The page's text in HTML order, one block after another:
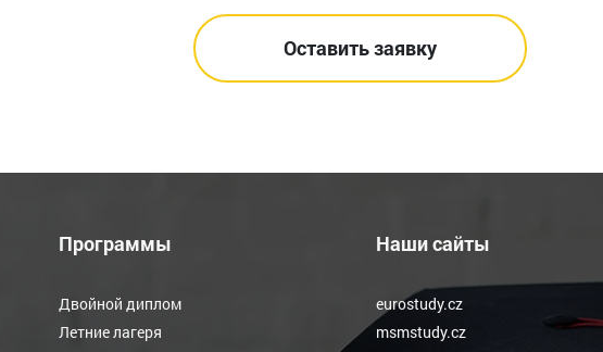
Программы
Двойной диплом
Летние лагеря
Наши сайты
eurostudy.cz
msmstudy.cz